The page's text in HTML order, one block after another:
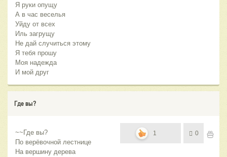
Я руки опущу
А в час веселья
Уйду от всех
Иль загрущу
Не дай случиться этому
Я тебя прошу
Моя надежда
И мой друг
Где вы?
~~Где вы?
По верёвочной лестнице
На вершину дерева
1 0